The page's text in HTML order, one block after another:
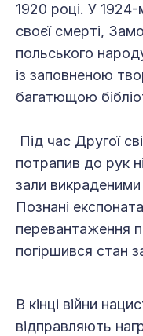
1920 році. У
своєї смерті,
польського
із заповненою
багатющою
Під час Другої
потрапив до рук
зали викраденими
Познані
перевантаження
погіршився стан
В кінці війни
відправляють